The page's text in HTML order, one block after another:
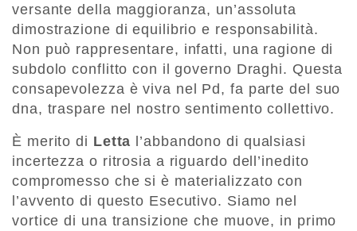
versante della maggioranza, un’assoluta
dimostrazione di equilibrio e responsabilità.
Non può rappresentare, infatti, una ragione di
subdolo conflitto con il governo Draghi. Questa
consapevolezza è viva nel Pd, fa parte del suo
dna, traspare nel nostro sentimento collettivo.
È merito di Letta l’abbandono di qualsiasi
incertezza o ritrosia a riguardo dell’inedito
compromesso che si è materializzato con
l’avvento di questo Esecutivo. Siamo nel
vortice di una transizione che muove, in primo